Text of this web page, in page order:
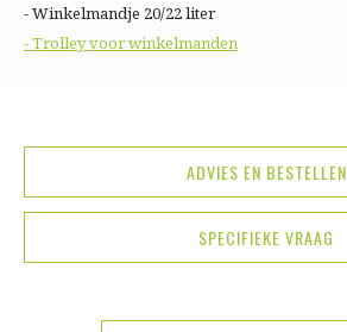
- Winkelmandje 20/22 liter
- Trolley voor winkelmanden
ADVIES EN BESTELLEN
SPECIFIEKE VRAAG